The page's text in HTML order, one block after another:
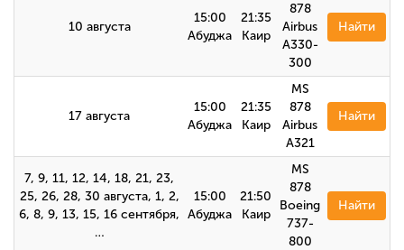
10 августа
15:00
Абуджа
21:35
Каир
878
Airbus
А330-
300
Найти
17 августа
15:00
Абуджа
21:35
Каир
MS
878
Airbus
А321
Найти
7, 9, 11, 12, 14, 18, 21, 23,
25, 26, 28, 30 августа, 1, 2,
6, 8, 9, 13, 15, 16 сентября,
…
15:00
Абуджа
21:50
Каир
MS
878
Boeing
737-
800
Найти